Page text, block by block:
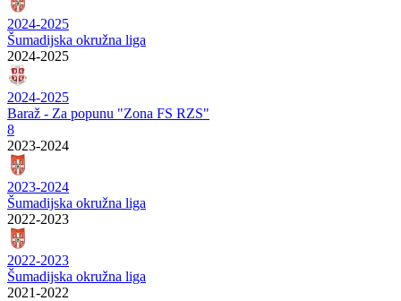
2024-2025
Šumadijska okružna liga
2024-2025
2024-2025
Baraž - Za popunu "Zona FS RZS"
8
2023-2024
2023-2024
Šumadijska okružna liga
2022-2023
2022-2023
Šumadijska okružna liga
2021-2022